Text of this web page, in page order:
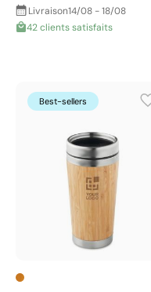
Livraison14/08 - 18/08
42 clients satisfaits
Best-sellers